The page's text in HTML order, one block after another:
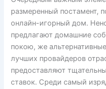
размеренный постамент,
онлайн-игорный дом.
предлагают домашние
покою, же
лучших провайдеров
предоставляют
ставок. Среди самый